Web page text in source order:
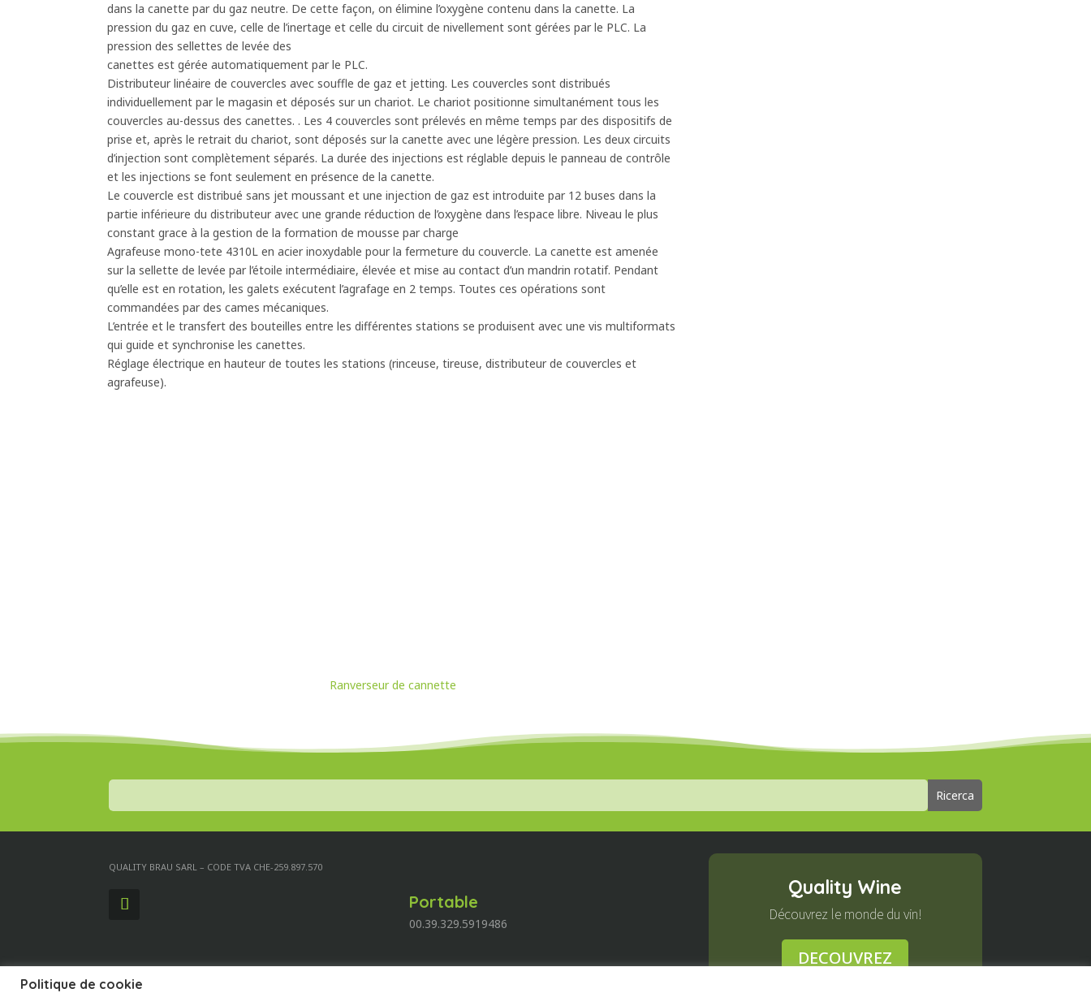
dans la canette par du gaz neutre. De cette façon, on élimine l’oxygène contenu dans la canette. La
pression du gaz en cuve, celle de l’inertage et celle du circuit de nivellement sont gérées par le PLC. La
pression des sellettes de levée des
canettes est gérée automatiquement par le PLC.
Distributeur linéaire de couvercles avec souffle de gaz et jetting. Les couvercles sont distribués
individuellement par le magasin et déposés sur un chariot. Le chariot positionne simultanément tous les
couvercles au-dessus des canettes. . Les 4 couvercles sont prélevés en même temps par des dispositifs de
prise et, après le retrait du chariot, sont déposés sur la canette avec une légère pression. Les deux circuits
d’injection sont complètement séparés. La durée des injections est réglable depuis le panneau de contrôle
et les injections se font seulement en présence de la canette.
Le couvercle est distribué sans jet moussant et une injection de gaz est introduite par 12 buses dans la
partie inférieure du distributeur avec une grande réduction de l’oxygène dans l’espace libre. Niveau le plus
constant grace à la gestion de la formation de mousse par charge
Agrafeuse mono-tete 4310L en acier inoxydable pour la fermeture du couvercle. La canette est amenée
sur la sellette de levée par l’étoile intermédiaire, élevée et mise au contact d’un mandrin rotatif. Pendant
qu’elle est en rotation, les galets exécutent l’agrafage en 2 temps. Toutes ces opérations sont
commandées par des cames mécaniques.
L’entrée et le transfert des bouteilles entre les différentes stations se produisent avec une vis multiformats
qui guide et synchronise les canettes.
Réglage électrique en hauteur de toutes les stations (rinceuse, tireuse, distributeur de couvercles et
agrafeuse).
Ranverseur de cannette
QUALITY BRAU SARL – CODE TVA CHE-259.897.570
Portable
00.39.329.5919486
Quality Wine
Découvrez le monde du vin!
DECOUVREZ
Politique de cookie